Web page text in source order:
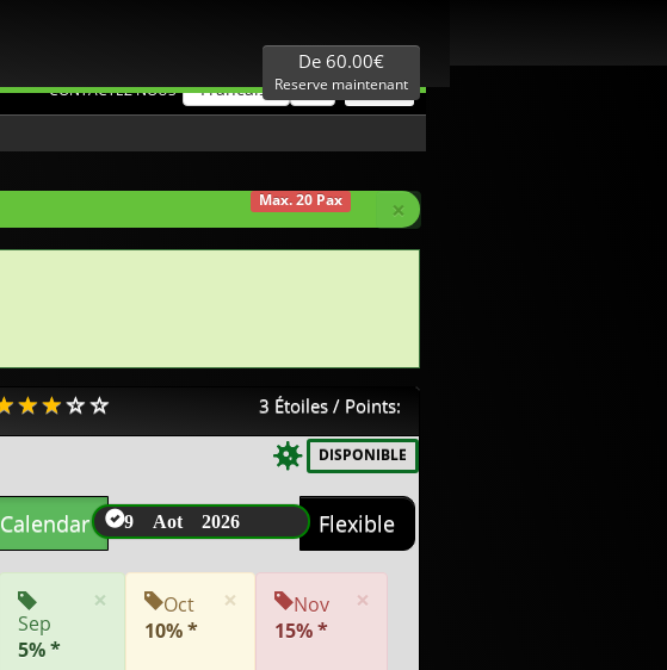
CONTACTEZ NOUS Francais €
De 60.00€
Reserve maintenant
×
Max. 20 Pax
3 Étoiles / Points:
DISPONIBLE
Calendar 9 Aot 2026 Flexible
×
Sep
5% *
×
Oct
10% *
×
Nov
15% *